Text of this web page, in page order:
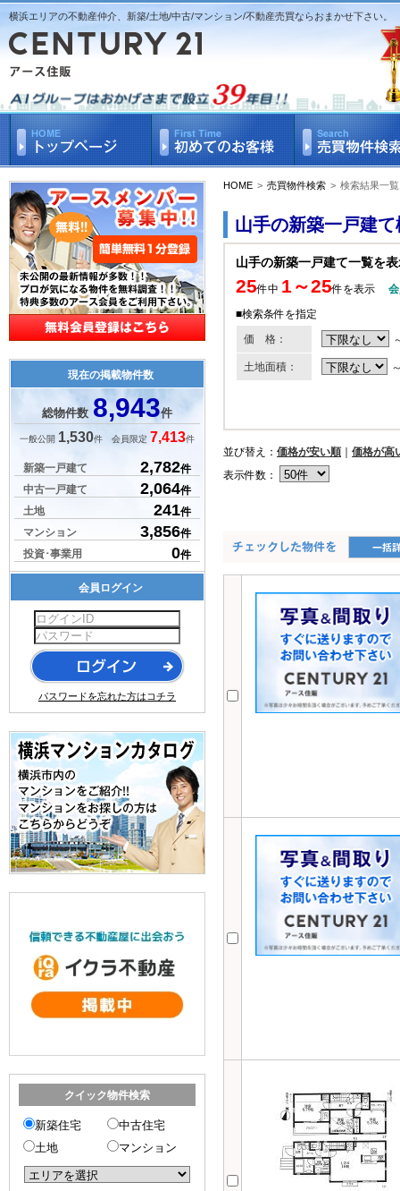
横浜エリアの不動産仲介、新築/土地/中古/マンション/不動産売買ならおまかせ下さい。
HOME > 売買物件検索 > 検索結果一覧
山手の新築一戸建
山手の新築一戸建て一覧を
25件中 1～25件を表示
■検索条件を指定
価 格：
土地面積：
並び替え： 価格が安い順
価格が高
表示件数：
現在の掲載物件数
総物件数 8,943件
一般公開 1,530件 会員限定 7,413件
新築一戸建て 2,782件
中古一戸建て
2,064件
土地
241件
マンション
3,856件
投資･事業用
0件
会員ログイン
パスワードを忘れた方はコチラ
クイック物件検索
新築住宅
中古住宅
土地
マンション